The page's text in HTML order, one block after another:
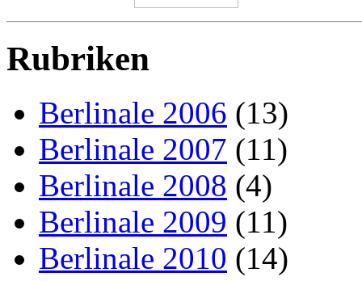
Rubriken
Berlinale 2006 (13)
Berlinale 2007 (11)
Berlinale 2008 (4)
Berlinale 2009 (11)
Berlinale 2010 (14)